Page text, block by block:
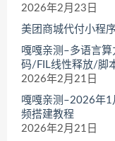
2026年2月23日
美团商城代付小程
嘎嘎亲测–多语言
码/FIL线性释放/脚
2026年2月21日
嘎嘎亲测–2026年
频搭建教程
2026年2月21日